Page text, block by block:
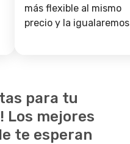
más flexible al mismo
precio y la
para tu
Los mejores
te esperan